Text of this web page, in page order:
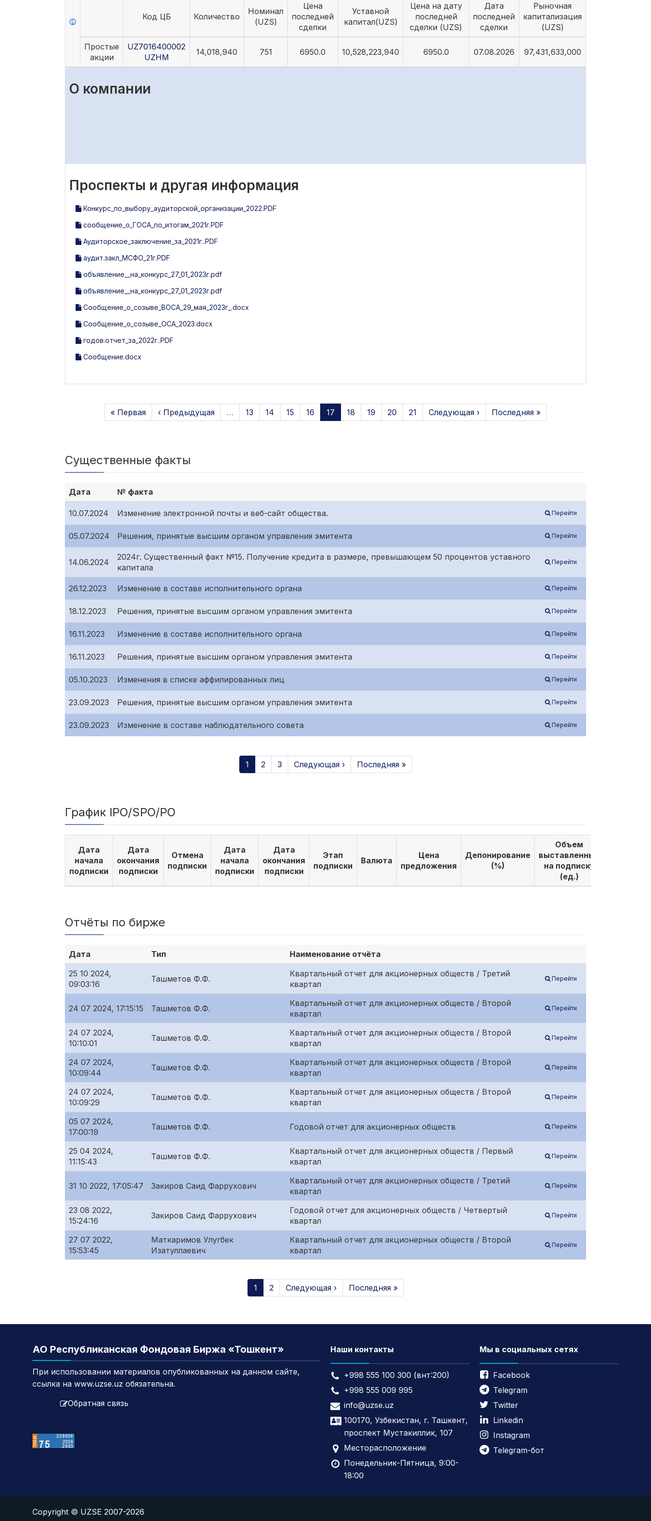
Код ЦБ Количество
Номинал
(UZS)
Цена
последней
сделки
Уставной
капитал(UZS)
Цена на дату
последней
сделки (UZS)
Дата
последней
сделки
Рыночная
капитализация
(UZS)
Простые
акции
UZ7016400002
UZHM
14,018,940 751 6950.0 10,528,223,940 6950.0 07.08.2026 97,431,633,000
О компании
Проспекты и другая информация
Конкурс_по_выбору_аудиторской_организации_2022.PDF
сообщение_о_ГОСА_по_итогам_2021г.PDF
Аудиторское_заключение_за_2021г..PDF
аудит.закл_МСФО_21г.PDF
объявление__на_конкурс_27_01_2023г.pdf
объявление__на_конкурс_27_01_2023г.pdf
Сообщение_о_созыве_ВОСА_29_мая_2023г_.docx
Сообщение_о_созыве_ОСА_2023.docx
годов.отчет_за_2022г..PDF
Сообщение.docx
« Первая ‹ Предыдущая … 13 14 15 16 17 18 19 20 21 Следующая › Последняя »
Существенные факты
Дата № факта
10.07.2024 Изменение электронной почты и веб-сайт общества. Перейти
05.07.2024 Решения, принятые высшим органом управления эмитента Перейти
14.06.2024
2024г. Существенный факт №15. Получение кредита в размере, превышающем 50 процентов уставного
капитала
Перейти
26.12.2023 Изменение в составе исполнительного органа Перейти
18.12.2023 Решения, принятые высшим органом управления эмитента Перейти
16.11.2023 Изменение в составе исполнительного органа Перейти
16.11.2023 Решения, принятые высшим органом управления эмитента Перейти
05.10.2023 Изменения в списке аффилированных лиц Перейти
23.09.2023 Решения, принятые высшим органом управления эмитента Перейти
23.09.2023 Изменение в составе наблюдательного совета Перейти
1 2 3 Следующая › Последняя »
График IPO/SPO/PO
Дата
начала
подписки
Дата
окончания
подписки
Отмена
подписки
Дата
начала
подписки
Дата
окончания
подписки
Этап
подписки
Валюта
Цена
предложения
Депонирование
(%)
Объем
выставленных
на подписку
(ед.)
Отчёты по бирже
Дата Тип
Наименование отчёта
25 10 2024,
09:03:16
Ташметов Ф.Ф.
Квартальный отчет для акционерных обществ / Третий
квартал
Перейти
24 07 2024, 17:15:15 Ташметов Ф.Ф.
Квартальный отчет для акционерных обществ / Второй
квартал
Перейти
24 07 2024,
10:10:01
Ташметов Ф.Ф.
Квартальный отчет для акционерных обществ / Второй
квартал
Перейти
24 07 2024,
10:09:44
Ташметов Ф.Ф.
Квартальный отчет для акционерных обществ / Второй
квартал
Перейти
24 07 2024,
10:09:29
Ташметов Ф.Ф.
Квартальный отчет для акционерных обществ / Второй
квартал
Перейти
05 07 2024,
17:00:19
Ташметов Ф.Ф. Годовой отчет для акционерных обществ Перейти
25 04 2024,
11:15:43
Ташметов Ф.Ф.
Квартальный отчет для акционерных обществ / Первый
квартал
Перейти
31 10 2022, 17:05:47 Закиров Саид Фаррухович
Квартальный отчет для акционерных обществ / Третий
квартал
Перейти
23 08 2022,
15:24:16
Закиров Саид Фаррухович
Годовой отчет для акционерных обществ / Четвертый
квартал
Перейти
27 07 2022,
15:53:45
Маткаримов Улугбек
Изатуллаевич
Квартальный отчет для акционерных обществ / Второй
квартал
Перейти
1 2 Следующая › Последняя »
АО Республиканская Фондовая Биржа «Тошкент»
При использовании материалов опубликованных на данном сайте,
ссылка на www.uzse.uz обязательна.
Обратная связь
Наши контакты
+998 555 100 300 (внт:200)
+998 555 009 995
info@uzse.uz
100170, Узбекистан, г. Ташкент,
проспект Мустакиллик, 107
Месторасположение
Понедельник-Пятница, 9:00-
18:00
Мы в социальных сетях
Facebook
Telegram
Twitter
Linkedin
Instagram
Telegram-бот
Copyright © UZSE 2007-2026